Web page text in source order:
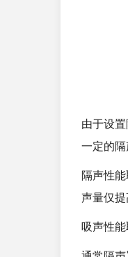
由于设
一定的
隔声性
声量仅
吸声性